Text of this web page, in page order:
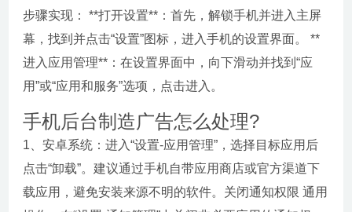
步骤实现： **打开设置**：首先，解锁手机并进入主屏
幕，找到并点击“设置”图标，进入手机的设置界面。 **
进入应用管理**：在设置界面中，向下滑动并找到“应
用”或“应用和服务”选项，点击进入。
手机后台制造广告怎么处理?
1、安卓系统：进入“设置-应用管理”，选择目标应用后
点击“卸载”。建议通过手机自带应用商店或官方渠道下
载应用，避免安装来源不明的软件。关闭通知权限 通用